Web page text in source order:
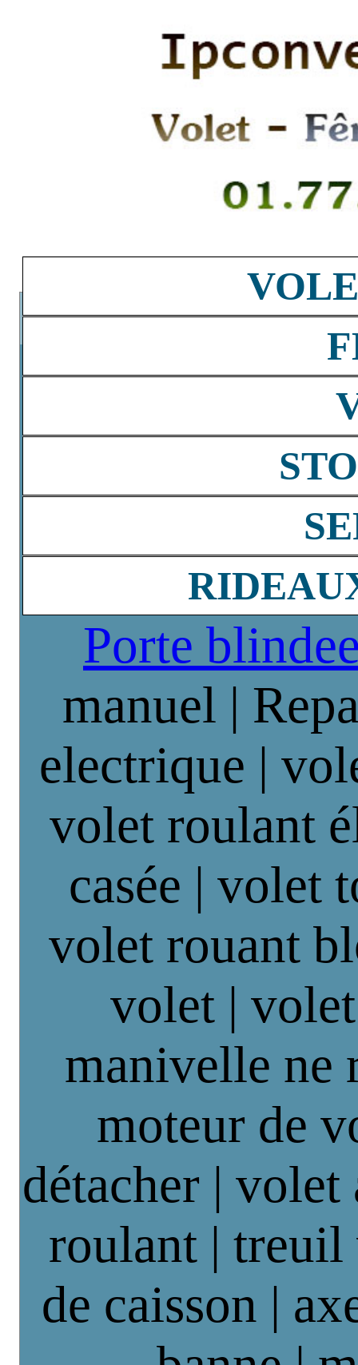
Porte
manuel |
electrique |
volet roulant
casée | volet
volet rouant
volet |
manivelle ne
moteur de
détacher | volet
roulant |
de caisson |